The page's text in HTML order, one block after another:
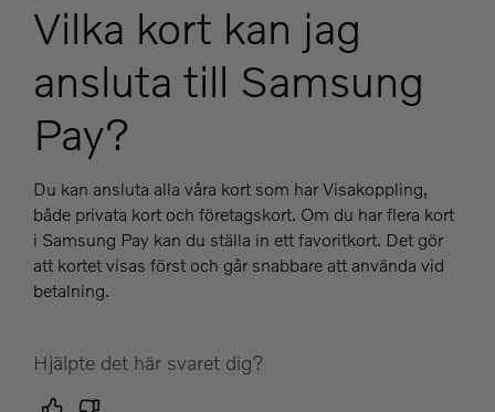
Vilka kort kan jag
ansluta till Samsung
Pay?
Du kan ansluta alla våra kort som har Visakoppling,
både privata kort och företagskort. Om du har flera kort
i Samsung Pay kan du ställa in ett favoritkort. Det gör
att kortet visas först och går snabbare att använda vid
betalning.
Hjälpte det här svaret dig?